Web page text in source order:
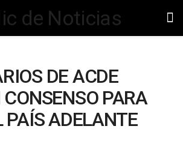
DE ACDE
PARA
PAÍS ADELANTE